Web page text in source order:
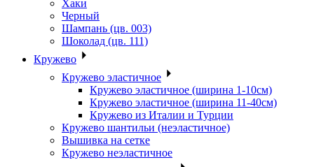
Хаки
Черный
Шампань (цв. 003)
Шоколад (цв. 111)
Кружево
Кружево эластичное
Кружево эластичное (ширина 1-10см)
Кружево эластичное (ширина 11-40см)
Кружево из Италии и Турции
Кружево шантильи (неэластичное)
Вышивка на сетке
Кружево неэластичное